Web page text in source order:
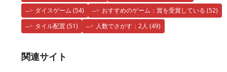
ダイスゲーム (54) おすすめのゲーム：賞を受賞している (52)
タイル配置(51) 人数でさがす：2人(49)
関連サイト